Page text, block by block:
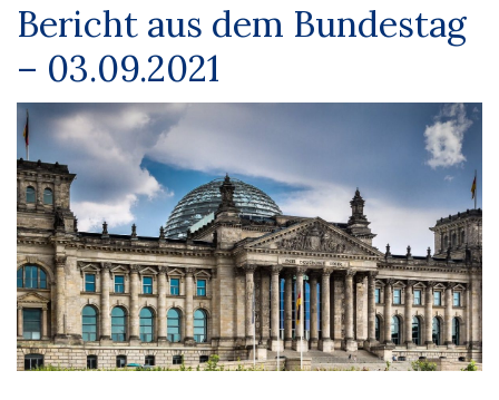
Bericht aus dem Bundestag
– 03.09.2021